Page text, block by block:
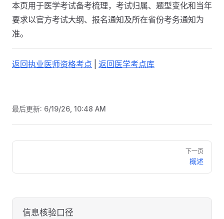
本页用于医学考试备考梳理，考试归属、题型变化和当年
要求以官方考试大纲、报名通知及所在省份考务通知为
准。
返回执业医师资格考点 返回医学考点库
最后更新: 6/19/26, 10:48 AM
Pager
下一页
概述
信息核验口径